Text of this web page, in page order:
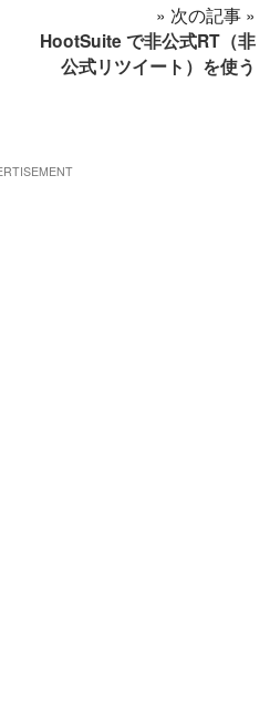
» 次の記事 »
HootSuite で非公式RT（非
公式リツイート）を使う